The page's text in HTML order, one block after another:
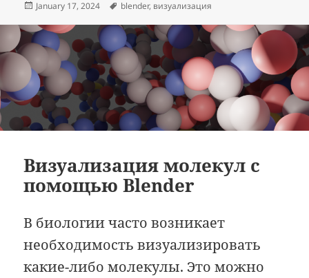
Posted
January 17, 2024 Tags
blender, визуализация
Визуализация молекул с
помощью Blender
В биологии часто возникает
необходимость визуализировать
какие-либо молекулы. Это можно